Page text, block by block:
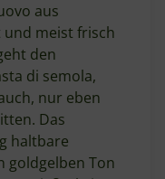
aus
und meist frisch
den
di semola,
nur eben
Das
haltbare
goldgelben Ton